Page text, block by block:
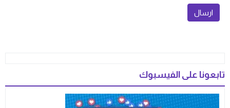
تابعونا على الفيسبوك